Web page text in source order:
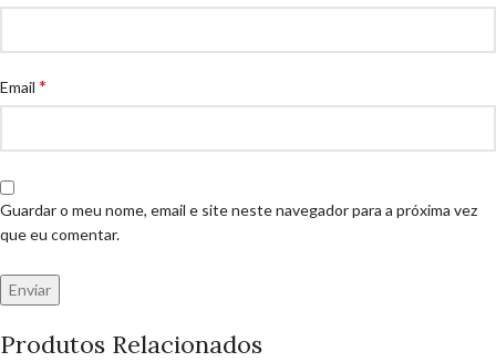
Email *
Guardar o meu nome, email e site neste navegador para a próxima vez
que eu comentar.
Produtos Relacionados